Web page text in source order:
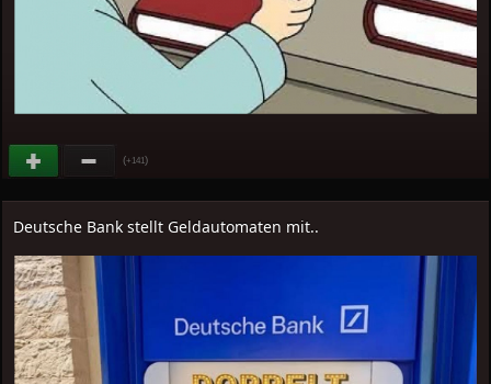
(+141)
Deutsche Bank stellt Geldautomaten mit..